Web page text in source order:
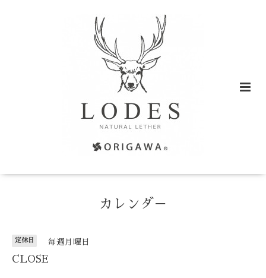
カレンダ－
定休日 毎週月曜日
CLOSE